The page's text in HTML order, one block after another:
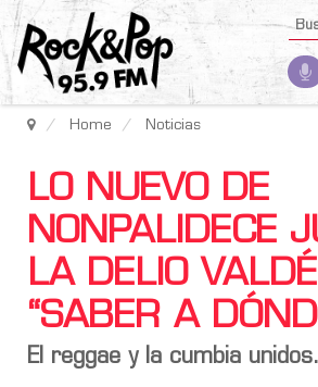
Home Noticias
LO NUEVO DE
NONPALIDECE
LA DELIO
“SABER A
El reggae y la cumbia unidos.